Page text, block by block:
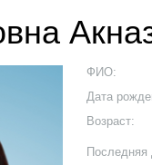
ФИО:
Дата
Возраст:
Последняя